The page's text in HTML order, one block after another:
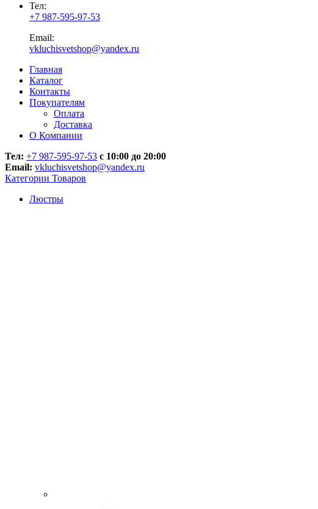
Тел:
+7 987-595-97-53
Email:
vkluchisvetshop@yandex.ru
Главная
Каталог
Контакты
Покупателям
Оплата
Доставка
О Компании
Тел: +7 987-595-97-53 с 10:00 до 20:00
Email: vkluchisvetshop@yandex.ru
Категории Товаров
Люстры